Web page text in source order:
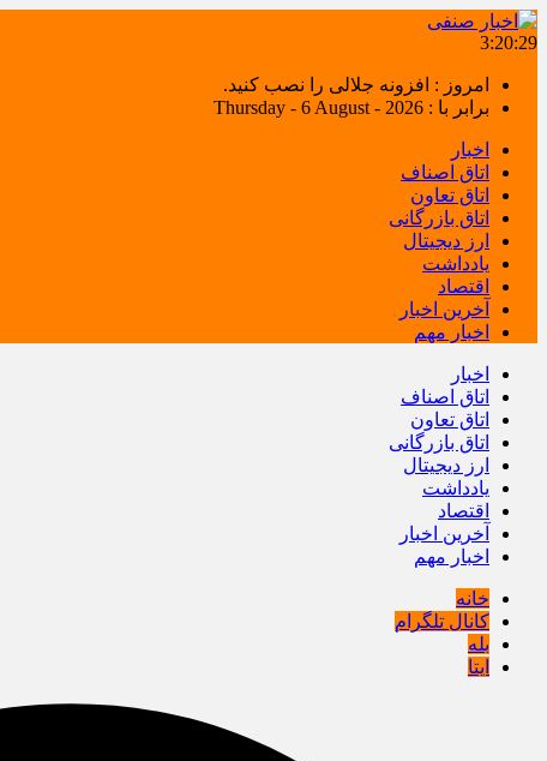
3:20:30
امروز : افزونه جلالی را نصب کنید.
برابر با : Thursday - 6 August - 2026
اخبار
اتاق اصناف
اتاق تعاون
اتاق بازرگانی
ارز دیجیتال
یادداشت
اقتصاد
آخرین اخبار
اخبار مهم
اخبار
اتاق اصناف
اتاق تعاون
اتاق بازرگانی
ارز دیجیتال
یادداشت
اقتصاد
آخرین اخبار
اخبار مهم
خانه
کانال تلگرام
بله
ایتا